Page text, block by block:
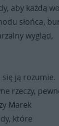
aby każdą
słońca,
wygląd,
ją rozumie.
rzeczy,
Marek
które